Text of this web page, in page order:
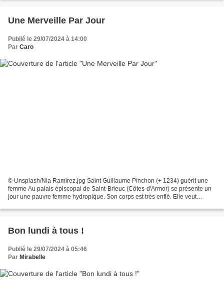
Une Merveille Par Jour
Publié le 29/07/2024 à 14:00
Par Caro
© Unsplash/Nia Ramirez.jpg Saint Guillaume Pinchon (+ 1234) guérit une
femme Au palais épiscopal de Saint-Brieuc (Côtes-d'Armor) se présente un
jour une pauvre femme hydropique. Son corps est très enflé. Elle veut
Bon lundi à tous !
Publié le 29/07/2024 à 05:46
Par Mirabelle